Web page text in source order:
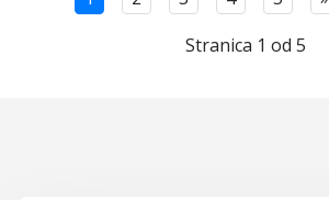
Stranica 1 od 5